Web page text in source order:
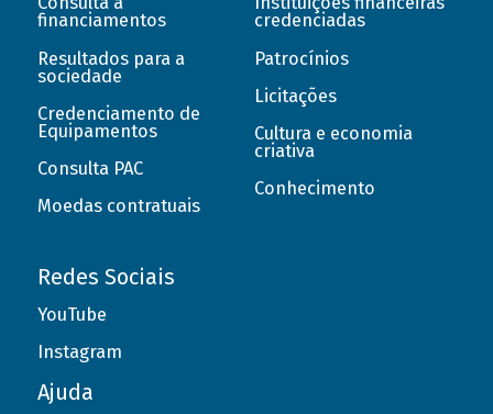
financiamentos
Resultados para a
sociedade
Credenciamento de
Equipamentos
Consulta PAC
Moedas contratuais
credenciadas
Patrocínios
Licitações
Cultura e economia
criativa
Conhecimento
Redes Sociais
YouTube
Instagram
Ajuda